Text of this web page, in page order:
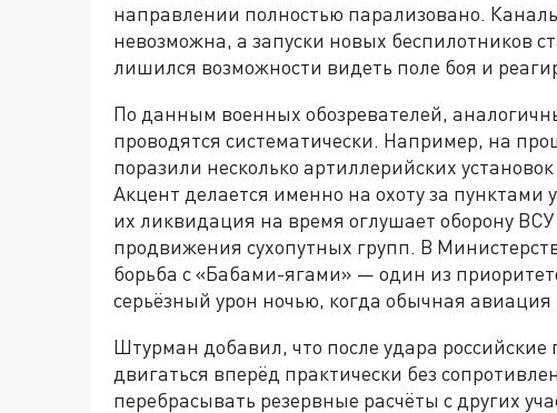
направлении полностью парализовано.
невозможна, а запуски новых беспилотников
лишился возможности видеть поле боя и
По данным военных обозревателей,
проводятся систематически. Например, на
поразили несколько артиллерийских
Акцент делается именно на охоту за
их ликвидация на время оглушает оборону
продвижения сухопутных групп. В
борьба с «Бабами-ягами» — один из
серьёзный урон ночью, когда обычная
Штурман добавил, что после удара
двигаться вперёд практически без
перебрасывать резервные расчёты с других